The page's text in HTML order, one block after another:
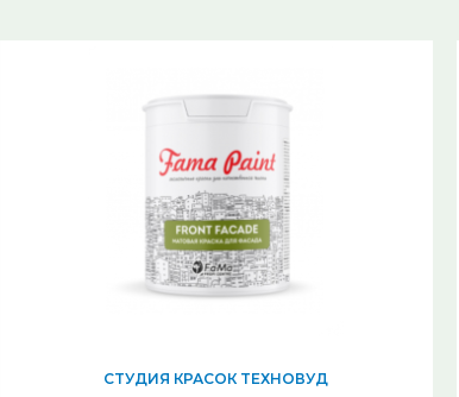
СТУДИЯ КРАСОК ТЕХНОВУД